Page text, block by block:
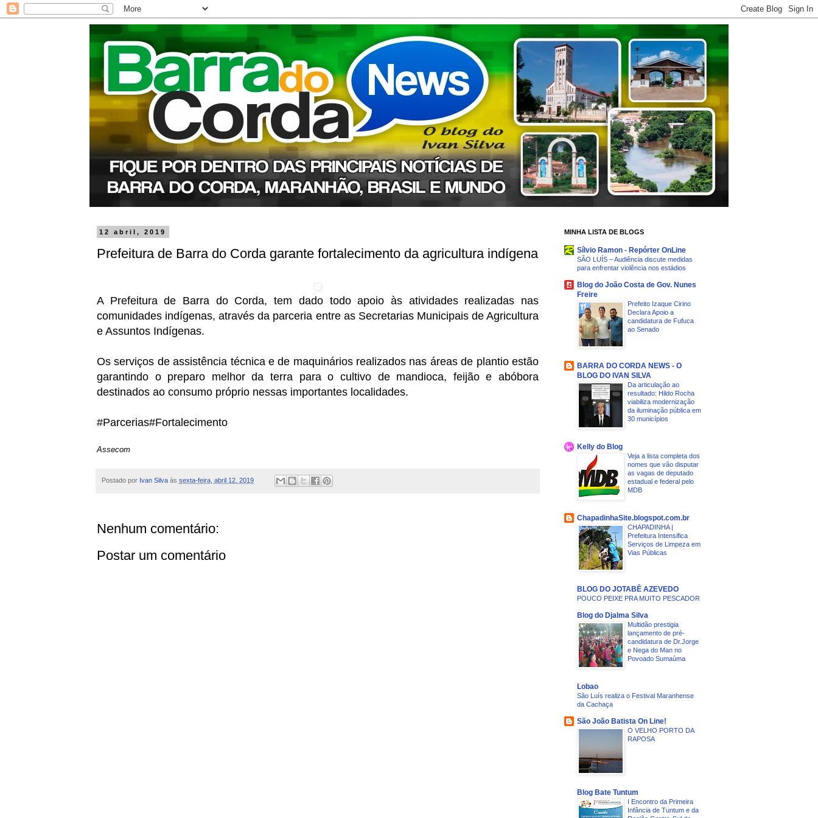
12 abril, 2019
Prefeitura de Barra do Corda garante fortalecimento da agricultura indígena
A Prefeitura de Barra do Corda, tem dado todo apoio às atividades realizadas nas
comunidades indígenas, através da parceria entre as Secretarias Municipais de Agricultura
e Assuntos Indígenas.
Os serviços de assistência técnica e de maquinários realizados nas áreas de plantio estão
garantindo o preparo melhor da terra para o cultivo de mandioca, feijão e abóbora
destinados ao consumo próprio nessas importantes localidades.
#Parcerias#Fortalecimento
Assecom
Postado por Ivan Silva às sexta-feira, abril 12, 2019
Nenhum comentário:
Postar um comentário
MINHA LISTA DE BLOGS
Sílvio Ramon - Repórter OnLine
SÃO LUÍS – Audiência discute medidas
para enfrentar violência nos estádios
Blog do João Costa de Gov. Nunes
Freire
Prefeito Izaque Cirino
Declara Apoio a
candidatura de Fufuca
ao Senado
BARRA DO CORDA NEWS - O
BLOG DO IVAN SILVA
Da articulação ao
resultado: Hildo Rocha
viabiliza modernização
da iluminação pública em
30 municípios
Kelly do Blog
Veja a lista completa dos
nomes que vão disputar
as vagas de deputado
estadual e federal pelo
MDB
ChapadinhaSite.blogspot.com.br
CHAPADINHA |
Prefeitura Intensifica
Serviços de Limpeza em
Vias Públicas
BLOG DO JOTABÊ AZEVEDO
POUCO PEIXE PRA MUITO PESCADOR
Blog do Djalma Silva
Multidão prestigia
lançamento de pré-
candidatura de Dr.Jorge
e Nega do Man no
Povoado Sumaúma
Lobao
São Luís realiza o Festival Maranhense
da Cachaça
São João Batista On Line!
O VELHO PORTO DA
RAPOSA
Blog Bate Tuntum
I Encontro da Primeira
Infância de Tuntum e da